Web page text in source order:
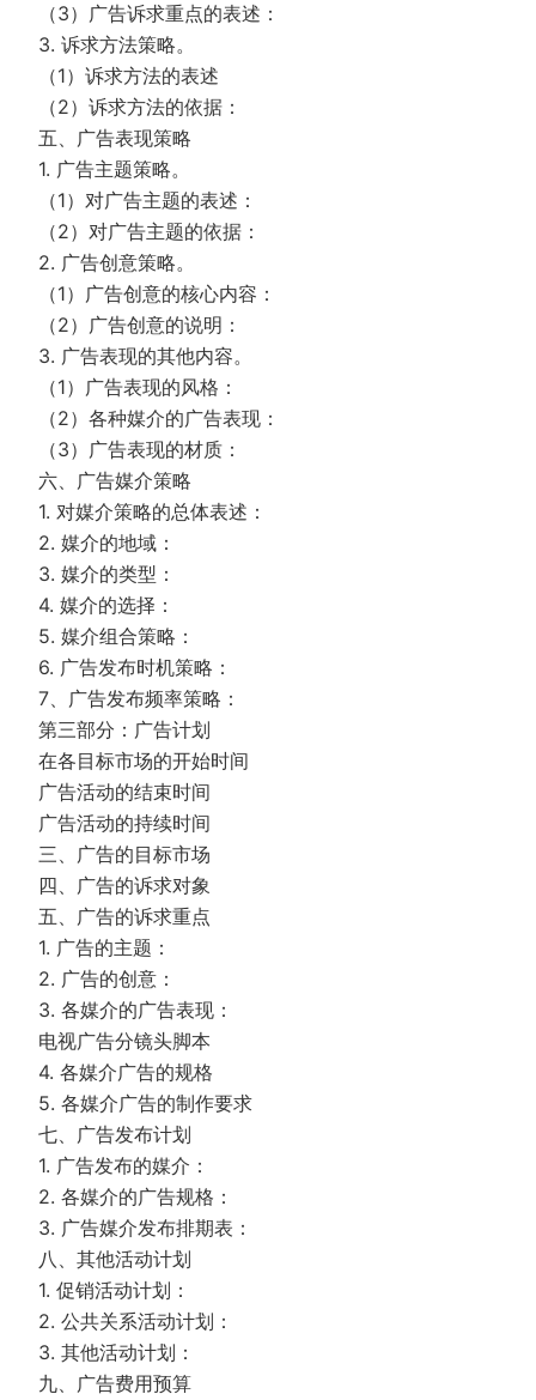
（3）广告诉求重点的表述：
3. 诉求方法策略。
（1）诉求方法的表述
（2）诉求方法的依据：
五、广告表现策略
1. 广告主题策略。
（1）对广告主题的表述：
（2）对广告主题的依据：
2. 广告创意策略。
（1）广告创意的核心内容：
（2）广告创意的说明：
3. 广告表现的其他内容。
（1）广告表现的风格：
（2）各种媒介的广告表现：
（3）广告表现的材质：
六、广告媒介策略
1. 对媒介策略的总体表述：
2. 媒介的地域：
3. 媒介的类型：
4. 媒介的选择：
5. 媒介组合策略：
6. 广告发布时机策略：
7、广告发布频率策略：
第三部分：广告计划
在各目标市场的开始时间
广告活动的结束时间
广告活动的持续时间
三、广告的目标市场
四、广告的诉求对象
五、广告的诉求重点
1. 广告的主题：
2. 广告的创意：
3. 各媒介的广告表现：
电视广告分镜头脚本
4. 各媒介广告的规格
5. 各媒介广告的制作要求
七、广告发布计划
1. 广告发布的媒介：
2. 各媒介的广告规格：
3. 广告媒介发布排期表：
八、其他活动计划
1. 促销活动计划：
2. 公共关系活动计划：
3. 其他活动计划：
九、广告费用预算